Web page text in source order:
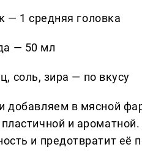
— 1 средняя головка
— 50 мл
соль, зира — по вкусу
добавляем в мясной
и
и предотвратит её